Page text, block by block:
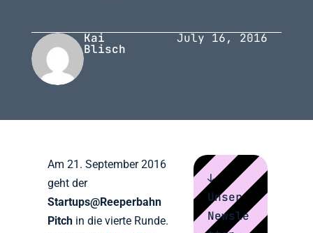
Kai
Blisch
July 16, 2016
Am 21. September 2016
geht der
Startups@Reeperbahn
Pitch in die vierte Runde.
↓
Unser
Newsle